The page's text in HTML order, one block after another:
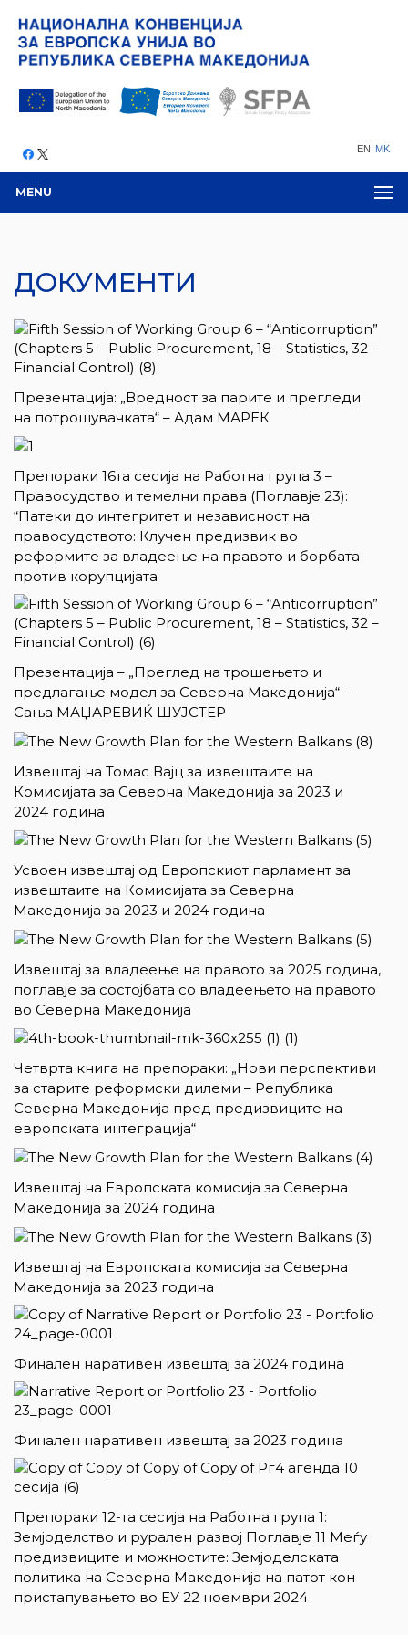
EN MK
MENU
ДОКУМЕНТИ
Презентација: „Вредност за парите и прегледи
на потрошувачката“ – Адам МАРЕК
Препораки 16та сесија на Работна група 3 –
Правосудство и темелни права (Поглавје 23):
“Патеки до интегритет и независност на
правосудството: Клучен предизвик во
реформите за владеење на правото и борбата
против корупцијата
Презентација – „Преглед на трошењето и
предлагање модел за Северна Македонија“ –
Сања МАЏАРЕВИЌ ШУЈСТЕР
Извештај на Томас Вајц за извештаите на
Комисијата за Северна Македонија за 2023 и
2024 година
Усвоен извештај од Европскиот парламент за
извештаите на Комисијата за Северна
Македонија за 2023 и 2024 година
Извештај за владеење на правото за 2025 година,
поглавје за состојбата со владеењето на правото
во Северна Македонија
Четврта книга на препораки: „Нови перспективи
за старите реформски дилеми – Република
Северна Македонија пред предизвиците на
европската интеграција“
Извештај на Европската комисија за Северна
Македонија за 2024 година
Извештај на Европската комисија за Северна
Македонија за 2023 година
Финален наративен извештај за 2024 година
Финален наративен извештај за 2023 година
Препораки 12-та сесија на Работна група 1:
Земјоделство и рурален развој Поглавје 11 Меѓу
предизвиците и можностите: Земјоделската
политика на Северна Македонија на патот кон
пристапувањето во ЕУ 22 ноември 2024